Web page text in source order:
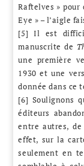
Raftelves »
Eye » – l’aigle
[5] Il est
manuscrite de
une première
1930 et une
donnée dans ce
[6] Soulignons
éditeurs
entre autres,
effet, sur la
seulement en